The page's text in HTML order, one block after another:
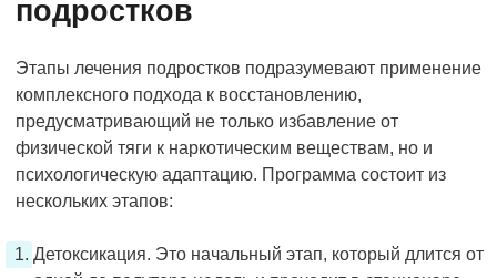
подростков
Этапы лечения подростков подразумевают применение
комплексного подхода к восстановлению,
предусматривающий не только избавление от
физической тяги к наркотическим веществам, но и
психологическую адаптацию. Программа состоит из
нескольких этапов:
Детоксикация. Это начальный этап, который длится от